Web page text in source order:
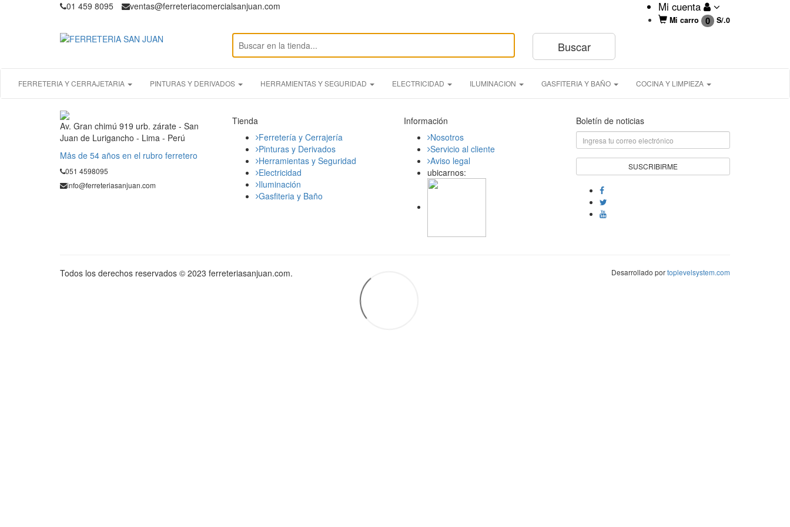
01 459 8095 ventas@ferreteriacomercialsanjuan.com Mi cuenta
Mi carro 0 S/.0
FERRETERIA Y CERRAJETARIA PINTURAS Y DERIVADOS HERRAMIENTAS Y SEGURIDAD ELECTRICIDAD ILUMINACION GASFITERIA Y BAÑO COCINA Y LIMPIEZA
Av. Gran chimú 919 urb. zárate - San
Juan de Lurigancho - Lima - Perú
Mås de 54 años en el rubro ferretero
051 4598095
info@ferreteriasanjuan.com
Tienda
Ferretería y Cerrajería
Pinturas y Derivados
Herramientas y Seguridad
Electricidad
Iluminación
Gasfiteria y Baño
Información
Nosotros
Servicio al cliente
Aviso legal
ubicarnos:
Boletín de noticias
Todos los derechos reservados © 2023 ferreteriasanjuan.com. Desarrollado portoplevelsystem.com